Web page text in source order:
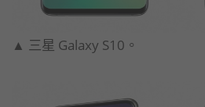
▲ 三星 Galaxy S10。